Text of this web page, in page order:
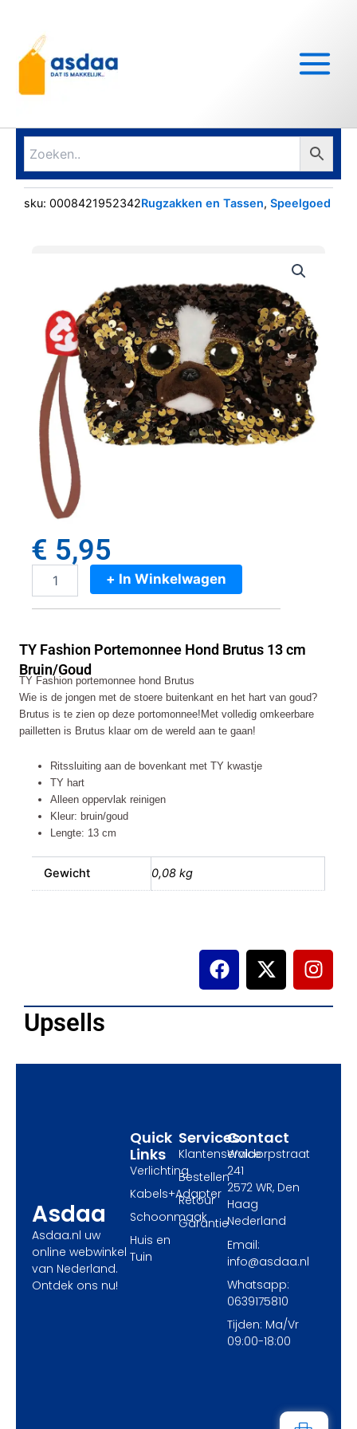
inhoud
sku: 0008421952342Rugzakken en Tassen, Speelgoed
€ 5,95
Brutus
13
cm
Bruin/Goud
aantal
+ In Winkelwagen
TY Fashion Portemonnee Hond Brutus 13 cm
Bruin/Goud
TY Fashion portemonnee hond Brutus
Wie is de jongen met de stoere buitenkant en het hart van goud?
Brutus is te zien op deze portomonnee!Met volledig omkeerbare
pailletten is Brutus klaar om de wereld aan te gaan!
Ritssluiting aan de bovenkant met TY kwastje
TY hart
Alleen oppervlak reinigen
Kleur: bruin/goud
Lengte: 13 cm
Gewicht 0,08 kg
F
a
o
X
-
t
I
n
g
Upsells
Asdaa
Asdaa.nl uw
online webwinkel
van Nederland.
Ontdek ons nu!
Services
Klantenservice
Bestellen
Retour
Garantie
Quick
Links
Verlichting
Kabels+Adapter
Schoonmaak
Huis en
Tuin
Contact
Waldorpstraat
241
2572 WR, Den
Haag
Nederland
Email:
info@asdaa.nl
Whatsapp:
0639175810
Tijden: Ma/Vr
09:00-18:00